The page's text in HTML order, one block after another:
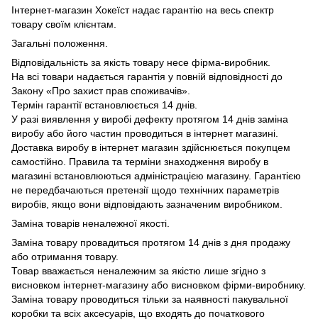
Інтернет-магазин Хокеїст надає гарантію на весь спектр
товару своїм клієнтам.
Загальні положення.
Відповідальність за якість товару несе фірма-виробник.
На всі товари надається гарантія у повній відповідності до
Закону «Про захист прав споживачів».
Термін гарантії встановлюється 14 днів.
У разі виявлення у виробі дефекту протягом 14 днів заміна
виробу або його частин проводиться в інтернет магазині.
Доставка виробу в інтернет магазин здійснюється покупцем
самостійно. Правила та терміни знаходження виробу в
магазині встановлюються адміністрацією магазину. Гарантією
не передбачаються претензії щодо технічних параметрів
виробів, якщо вони відповідають зазначеним виробником.
Заміна товарів неналежної якості.
Заміна товару провадиться протягом 14 днів з дня продажу
або отримання товару.
Товар вважається неналежним за якістю лише згідно з
висновком інтернет-магазину або висновком фірми-виробнику.
Заміна товару проводиться тільки за наявності пакувальної
коробки та всіх аксесуарів, що входять до початкового